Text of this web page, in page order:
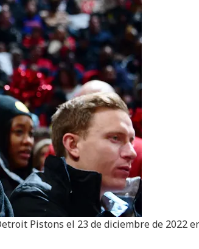
Pistons el 23 de diciembre de 2022